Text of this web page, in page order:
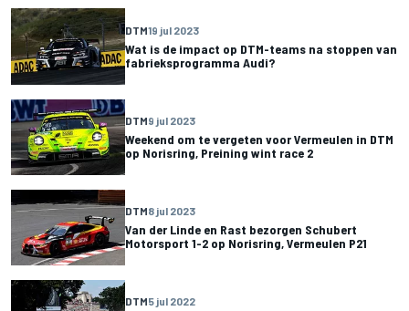
DTM19 jul 2023
Wat is de impact op DTM-teams na stoppen van
fabrieksprogramma Audi?
DTM9 jul 2023
Weekend om te vergeten voor Vermeulen in DTM
op Norisring, Preining wint race 2
DTM8 jul 2023
Van der Linde en Rast bezorgen Schubert
Motorsport 1-2 op Norisring, Vermeulen P21
DTM5 jul 2022